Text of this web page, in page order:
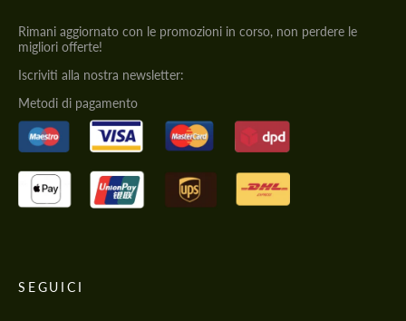
Rimani aggiornato con le promozioni in corso, non perdere le
migliori offerte!
Iscriviti alla nostra newsletter:
Metodi di pagamento
SEGUICI